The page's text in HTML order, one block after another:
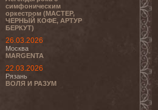
симфоническим
оркестром (МАСТЕР,
ЧЕРНЫЙ КОФЕ, АРТУР
БЕРКУТ)
26.03.2026
Москва
MARGENTA
22.03.2026
Рязань
ВОЛЯ И РАЗУМ